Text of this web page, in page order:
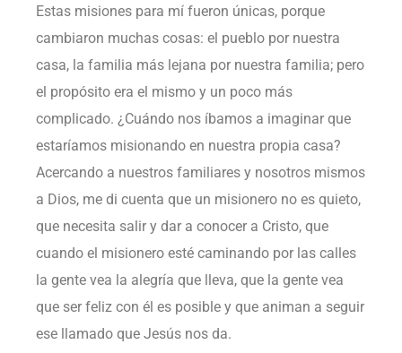
Estas misiones para mí fueron únicas, porque
cambiaron muchas cosas: el pueblo por nuestra
casa, la familia más lejana por nuestra familia; pero
el propósito era el mismo y un poco más
complicado. ¿Cuándo nos íbamos a imaginar que
estaríamos misionando en nuestra propia casa?
Acercando a nuestros familiares y nosotros mismos
a Dios, me di cuenta que un misionero no es quieto,
que necesita salir y dar a conocer a Cristo, que
cuando el misionero esté caminando por las calles
la gente vea la alegría que lleva, que la gente vea
que ser feliz con él es posible y que animan a seguir
ese llamado que Jesús nos da.